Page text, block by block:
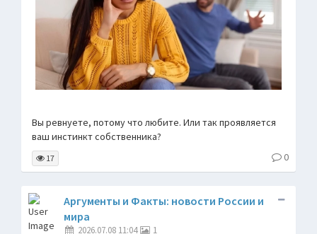
Вы ревнуете, потому что любите. Или так проявляется
ваш инстинкт собственника?
17 0
Аргументы и Факты: новости России и
мира
2026.07.08 11:04 1